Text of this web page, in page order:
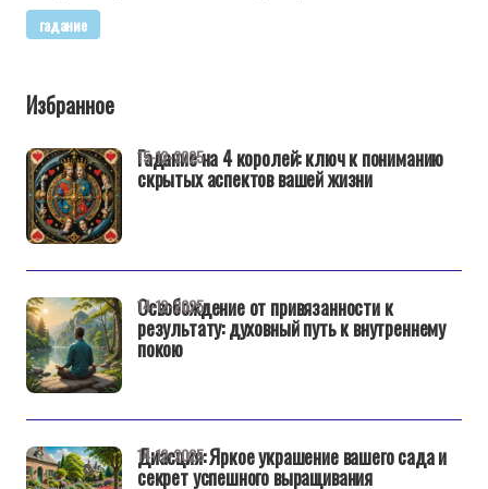
гадание
Избранное
Гадание на 4 королей: ключ к пониманию
скрытых аспектов вашей жизни
15-12-2025
Освобождение от привязанности к
результату: духовный путь к внутреннему
покою
14-12-2025
Диасция: Яркое украшение вашего сада и
секрет успешного выращивания
14-12-2025